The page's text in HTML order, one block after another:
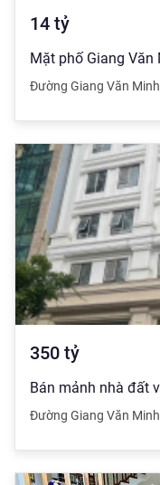
14 tỷ
Đường Giang Văn Minh
350 tỷ
Đường Giang Văn Minh